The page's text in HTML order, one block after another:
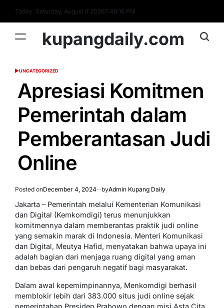
content
Today: Saturday, August 8 20267:48:17 PM
kupangdaily.com
POSTED
UNCATEGORIZED
Apresiasi Komitmen
Pemerintah dalam
Pemberantasan Judi
Online
Posted onDecember 4, 2024 byAdmin Kupang Daily
Jakarta – Pemerintah melalui Kementerian Komunikasi
dan Digital (Kemkomdigi) terus menunjukkan
komitmennya dalam memberantas praktik judi online
yang semakin marak di Indonesia. Menteri Komunikasi
dan Digital, Meutya Hafid, menyatakan bahwa upaya ini
adalah bagian dari menjaga ruang digital yang aman
dan bebas dari pengaruh negatif bagi masyarakat.
Dalam awal kepemimpinannya, Menkomdigi berhasil
memblokir lebih dari 383.000 situs judi online sejak
pemerintahan Presiden Prabowo dengan misi Asta Cita